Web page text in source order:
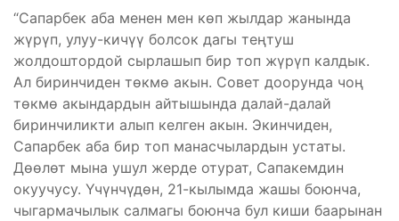
“Сапарбек аба менен мен көп жылдар жанында
жүрүп, улуу-кичүү болсок дагы теңтуш
жолдоштордой сырлашып бир топ жүрүп калдык.
Ал биринчиден төкмө акын. Совет доорунда чоң
төкмө акындардын айтышында далай-далай
биринчиликти алып келген акын. Экинчиден,
Сапарбек аба бир топ манасчылардын устаты.
Дөөлөт мына ушул жерде отурат, Сапакемдин
окуучусу. Үчүнчүдөн, 21-кылымда жашы боюнча,
чыгармачылык салмагы боюнча бул киши баарынан